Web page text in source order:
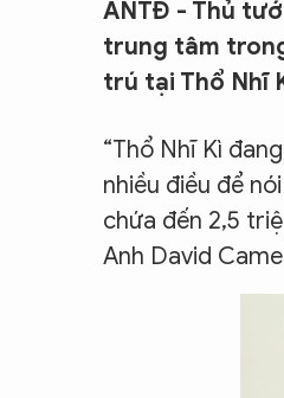
CON
ANTĐ - Thủ
trung tâm
trú tại Thổ Nhĩ
“Thổ Nhĩ Kì
nhiều điều để
chứa đến 2,5
Anh David